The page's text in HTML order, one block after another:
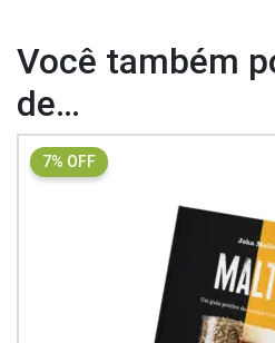
Você também
de…
7% OFF